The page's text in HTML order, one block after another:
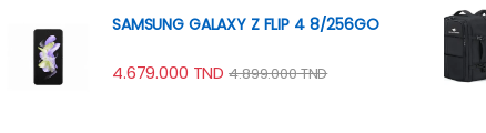
SAMSUNG GALAXY Z FLIP 4 8/256GO
4.679.000 TND 4.899.000TND